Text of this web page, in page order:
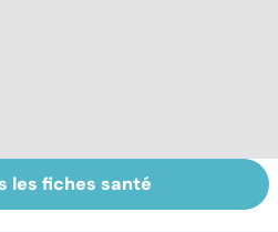
Le magnésium,
un oligo-élément
les fiches santé